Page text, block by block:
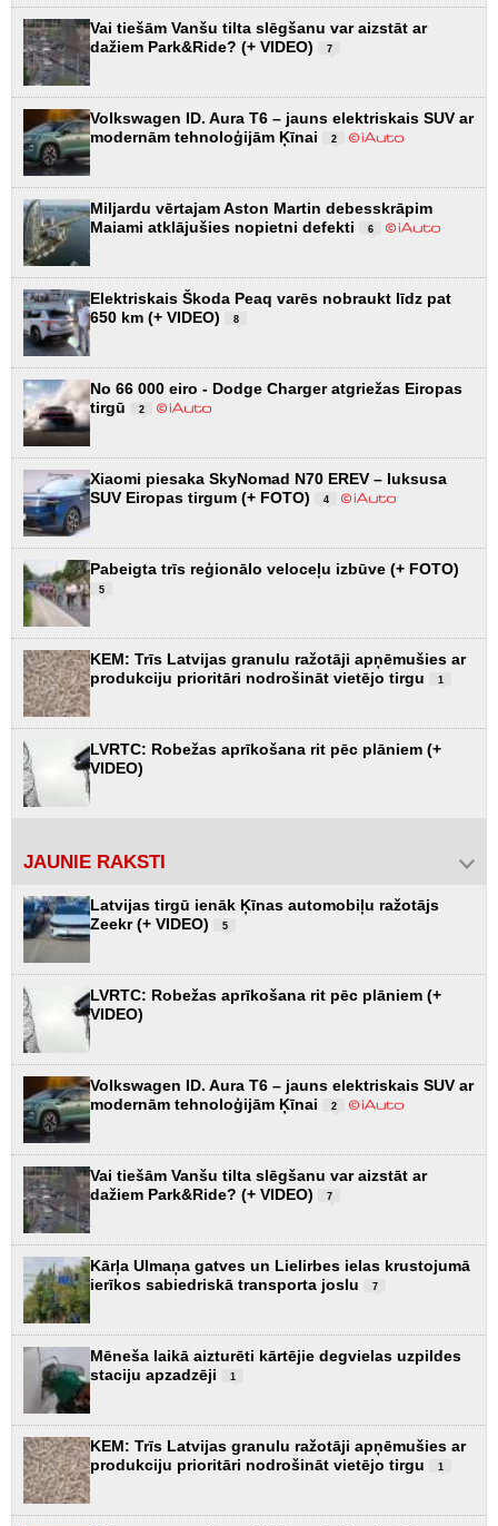
Vai tiešām Vanšu tilta slēgšanu var aizstāt ar
dažiem Park&Ride? (+ VIDEO)
7
Volkswagen ID. Aura T6 – jauns elektriskais SUV ar
modernām tehnoloģijām Ķīnai
2
Miljardu vērtajam Aston Martin debesskrāpim
Maiami atklājušies nopietni defekti
6
Elektriskais Škoda Peaq varēs nobraukt līdz pat
650 km (+ VIDEO)
8
No 66 000 eiro - Dodge Charger atgriežas Eiropas
tirgū
2
Xiaomi piesaka SkyNomad N70 EREV – luksusa
SUV Eiropas tirgum (+ FOTO)
4
Pabeigta trīs reģionālo veloceļu izbūve (+ FOTO)
5
KEM: Trīs Latvijas granulu ražotāji apņēmušies ar
produkciju prioritāri nodrošināt vietējo tirgu
1
LVRTC: Robežas aprīkošana rit pēc plāniem (+
VIDEO)
JAUNIE RAKSTI
Latvijas tirgū ienāk Ķīnas automobiļu ražotājs
Zeekr (+ VIDEO)
5
LVRTC: Robežas aprīkošana rit pēc plāniem (+
VIDEO)
Volkswagen ID. Aura T6 – jauns elektriskais SUV ar
modernām tehnoloģijām Ķīnai
2
Vai tiešām Vanšu tilta slēgšanu var aizstāt ar
dažiem Park&Ride? (+ VIDEO)
7
Kārļa Ulmaņa gatves un Lielirbes ielas krustojumā
ierīkos sabiedriskā transporta joslu
7
Mēneša laikā aizturēti kārtējie degvielas uzpildes
staciju apzadzēji
1
KEM: Trīs Latvijas granulu ražotāji apņēmušies ar
produkciju prioritāri nodrošināt vietējo tirgu
1